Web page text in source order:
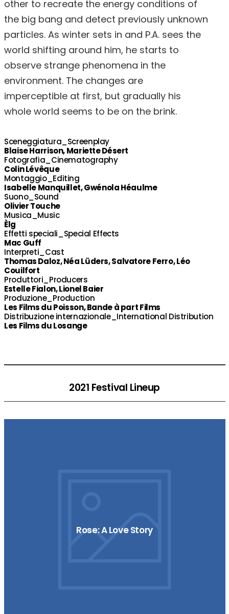
other to recreate the energy conditions of
the big bang and detect previously unknown
particles. As winter sets in and P.A. sees the
world shifting around him, he starts to
observe strange phenomena in the
environment. The changes are
imperceptible at first, but gradually his
whole world seems to be on the brink.
Sceneggiatura_Screenplay
Blaise Harrison, Mariette Désert
Fotografia_Cinematography
Colin Lévêque
Montaggio_Editing
Isabelle Manquillet, Gwénola Héaulme
Suono_Sound
Olivier Touche
Musica_Music
Èlg
Effetti speciali_Special Effects
Mac Guff
Interpreti_Cast
Thomas Daloz, Néa Lüders, Salvatore Ferro, Léo
Couilfort
Produttori_Producers
Estelle Fialon, Lionel Baier
Produzione_Production
Les Films du Poisson, Bande à part Films
Distribuzione internazionale_International Distribution
Les Films du Losange
2021 Festival Lineup
Rose: A Love Story